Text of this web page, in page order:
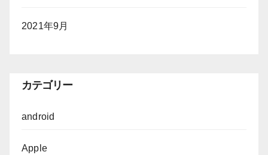
2021年9月
カテゴリー
android
Apple